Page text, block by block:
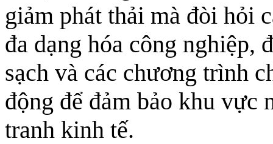
giảm phát thải mà đòi hỏi
đa dạng hóa công nghiệp,
sạch và các chương trình
động để đảm bảo khu vực
tranh kinh tế.